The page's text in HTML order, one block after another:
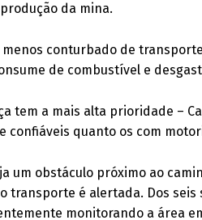
da mina.
menos conturbado de
de combustível e
tem a mais alta prioridade –
confiáveis quanto os com
um obstáculo próximo ao
transporte é alertada. Dos
monitorando a área